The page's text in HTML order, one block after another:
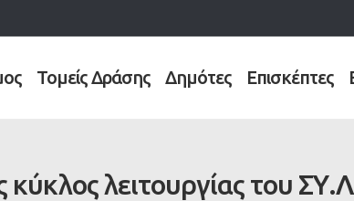
Τομείς Δράσης Δημότες Επισκέπτες
λειτουργίας του